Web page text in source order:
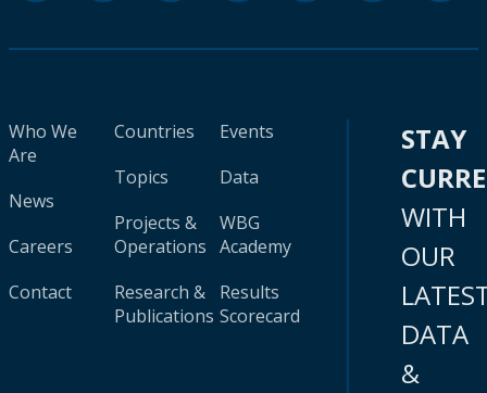
Who We
Are
News
Careers
Contact
Countries
Topics
Projects &
Operations
Research &
Publications
Events
Data
WBG
Academy
Results
Scorecard
STAY
WITH
OUR
DATA
&